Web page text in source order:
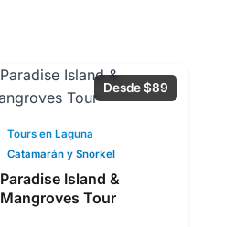
Desde $89
Tours en Laguna
Catamarán y Snorkel
Paradise Island &
Mangroves Tour